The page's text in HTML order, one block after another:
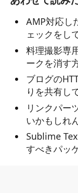
AMP対応し
ェックをし
料理撮影専
ークを消す
ブログの
りを共有し
リンクパー
いかもしれ
Sublime
すべきパッ